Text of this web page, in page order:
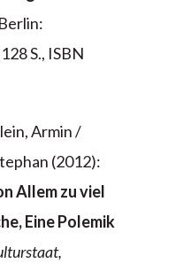
S., ISBN
Armin /
(2012):
Allem zu viel
Eine Polemik